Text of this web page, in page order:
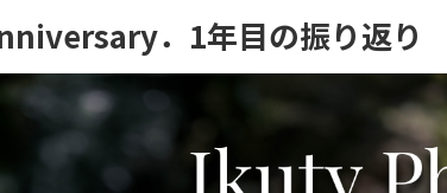
．1年目の振り返り